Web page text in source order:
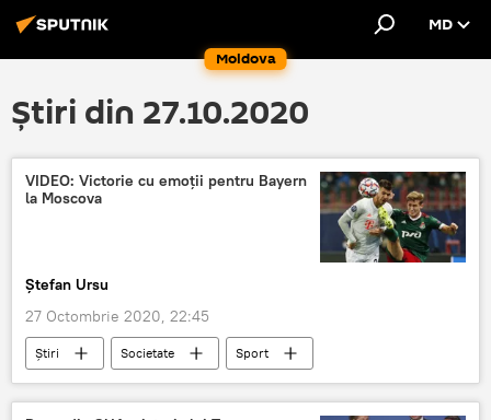
Moldova
MD
Știri din 27.10.2020
VIDEO: Victorie cu emoții pentru Bayern
la Moscova
Ștefan Ursu
27 Octombrie 2020, 22:45
Știri Societate
Sport
Victorie
fotbal Moscova